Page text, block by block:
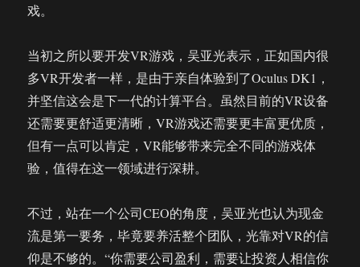
戏。
当初之所以要开发VR游戏，吴亚光表示，正如国内很
多VR开发者一样，是由于亲自体验到了Oculus DK1，
并坚信这会是下一代的计算平台。虽然目前的VR设备
还需要更舒适更清晰，VR游戏还需要更丰富更优质，
但有一点可以肯定，VR能够带来完全不同的游戏体
验，值得在这一领域进行深耕。
不过，站在一个公司CEO的角度，吴亚光也认为现金
流是第一要务，毕竟要养活整个团队，光靠对VR的信
仰是不够的。“你需要公司盈利，需要让投资人相信你